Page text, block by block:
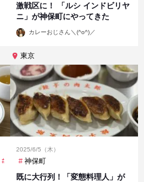
激戦区に！ 「ルシ インドビリヤ
ニ」が神保町にやってきた
投
稿
カレーおじさん＼(^o^)／
虎ノ門ヒルズ
東京
2025/6/5（木）
神保町
既に大行列！「変態料理人」が